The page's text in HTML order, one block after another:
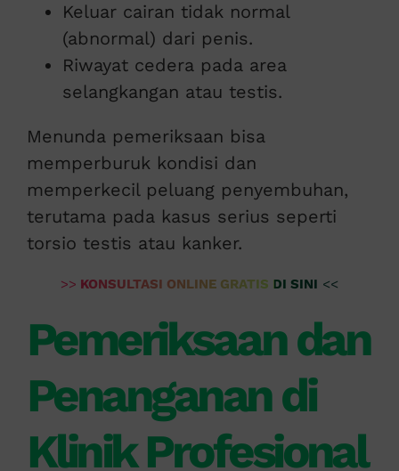
Keluar cairan tidak normal
(abnormal) dari penis.
Riwayat cedera pada area
selangkangan atau testis.
Menunda pemeriksaan bisa
memperburuk kondisi dan
memperkecil peluang penyembuhan,
terutama pada kasus serius seperti
torsio testis atau kanker.
>> KONSULTASI ONLINE GRATIS DI SINI <<
Pemeriksaan dan
Penanganan di
Klinik Profesional